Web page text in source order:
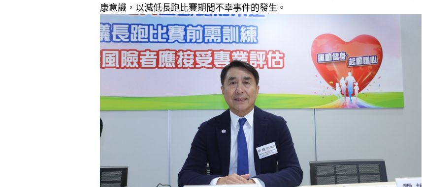
康意識，以減低長跑比賽期間不幸事件的發生。